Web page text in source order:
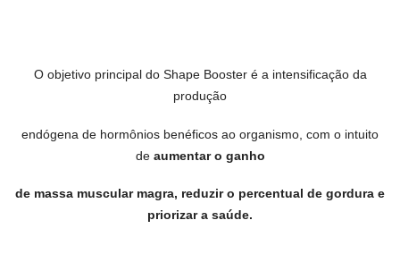
O objetivo principal do Shape Booster é a intensificação da
produção
endógena de hormônios benéficos ao organismo, com o intuito
de aumentar o ganho
de massa muscular magra, reduzir o percentual de gordura e
priorizar a saúde.